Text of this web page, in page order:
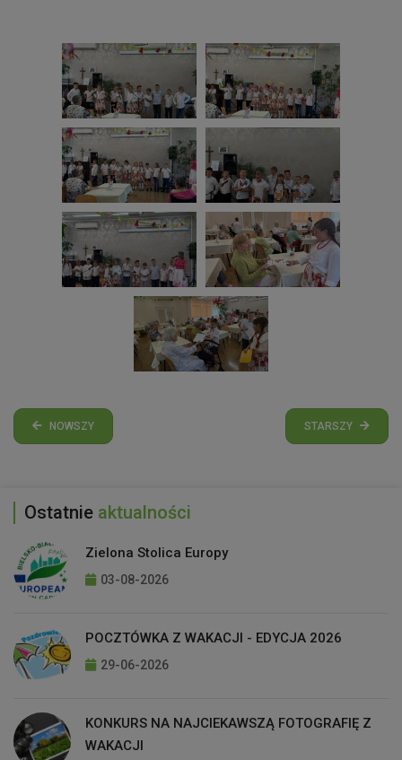
NOWSZY STARSZY
Ostatnie aktualności
Zielona Stolica Europy
03-08-2026
POCZTÓWKA Z WAKACJI - EDYCJA 2026
29-06-2026
KONKURS NA NAJCIEKAWSZĄ FOTOGRAFIĘ Z
WAKACJI